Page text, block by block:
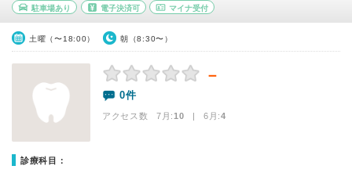
駐車場あり 電子決済可 マイナ受付
土曜（〜18:00） 朝（8:30〜）
－
0件
アクセス数 7月:10 | 6月:4
診療科目：